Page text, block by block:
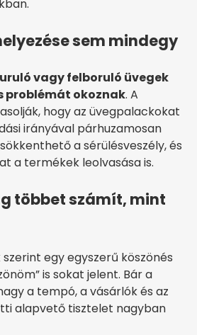
sem mindegy
vagy felboruló üvegek
problémát okoznak. A
hogy az üvegpalackokat
irányával párhuzamosan
a sérülésveszély, és
a termékek leolvasása is.
többet számít, mint
egy egyszerű köszönés
is sokat jelent. Bár a
a tempó, a vásárlók és az
alapvető tisztelet nagyban